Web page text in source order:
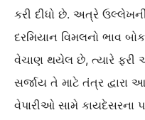
કરી દીધો છે. અત્રે
દરમિયાન વિમલનો ભાવ
વેચાણ થયેલ છે, ત્યારે ફરી
સર્જાય તે માટે તંત્ર દ્વારા
વેપારીઓ સામે કાયદેસરના